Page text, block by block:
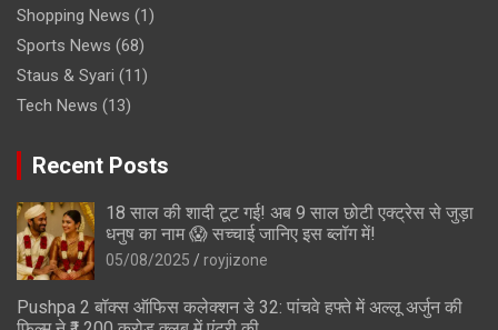
Shopping News (1)
Sports News (68)
Staus & Syari (11)
Tech News (13)
Recent Posts
18 साल की शादी टूट गई! अब 9 साल छोटी एक्ट्रेस से जुड़ा
धनुष का नाम 😱 सच्चाई जानिए इस ब्लॉग में!
05/08/2025 royjizone
Pushpa 2 बॉक्स ऑफिस कलेक्शन डे 32: पांचवे हफ्ते में अल्लू अर्जुन की